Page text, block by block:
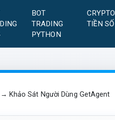
BOT
TRADING
PYTHON
CRYPTO
TIỀN SỐ
→ Khảo Sát Người Dùng GetAgent